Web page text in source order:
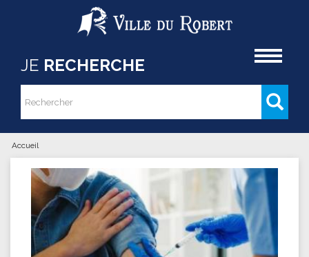
Aller au contenu principal
JE RECHERCHE
Formulaire de recherche
Rechercher
Vous êtes ici
Accueil